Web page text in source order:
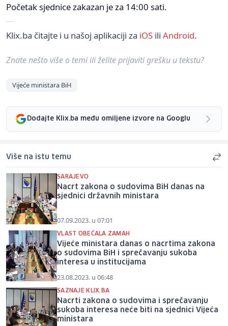
Početak sjednice zakazan je za 14:00 sati.
Klix.ba čitajte i u našoj aplikaciji za iOS ili Android.
Znate nešto više o temi ili želite prijaviti grešku u tekstu?
Vijeće ministara BiH
Dodajte Klix.ba među omiljene izvore na Googlu
Više na istu temu
SARAJEVO
Nacrt zakona o sudovima BiH danas na
sjednici državnih ministara
07.09.2023. u 07:01
VLAST OBEĆALA ZAMAH
Vijeće ministara danas o nacrtima zakona
o sudovima BiH i sprečavanju sukoba
interesa u institucijama
23.08.2023. u 06:48
SAZNAJE KLIX.BA
Nacrti zakona o sudovima i sprečavanju
sukoba interesa neće biti na sjednici Vijeća
ministara